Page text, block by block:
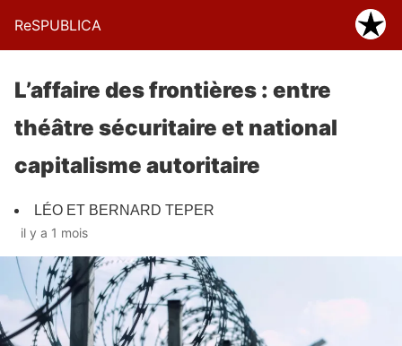
ReSPUBLICA
L’affaire des frontières : entre
théâtre sécuritaire et national
capitalisme autoritaire
LÉO ET BERNARD TEPER
il y a 1 mois